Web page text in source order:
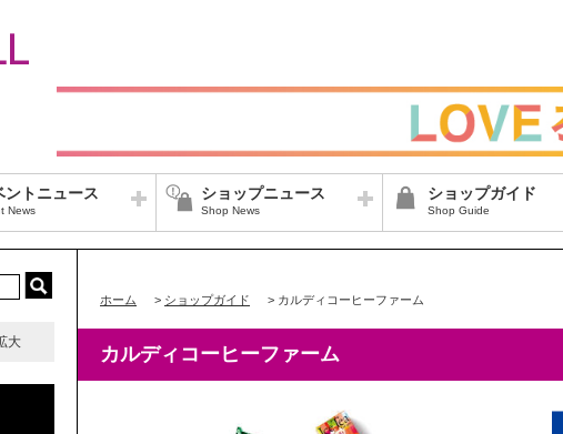
ントニュース
News
ショップニュース
Shop News
ショップガイド
Shop Guide
ホーム > ショップガイド > カルディコーヒーファーム
カルディコーヒーファーム
大